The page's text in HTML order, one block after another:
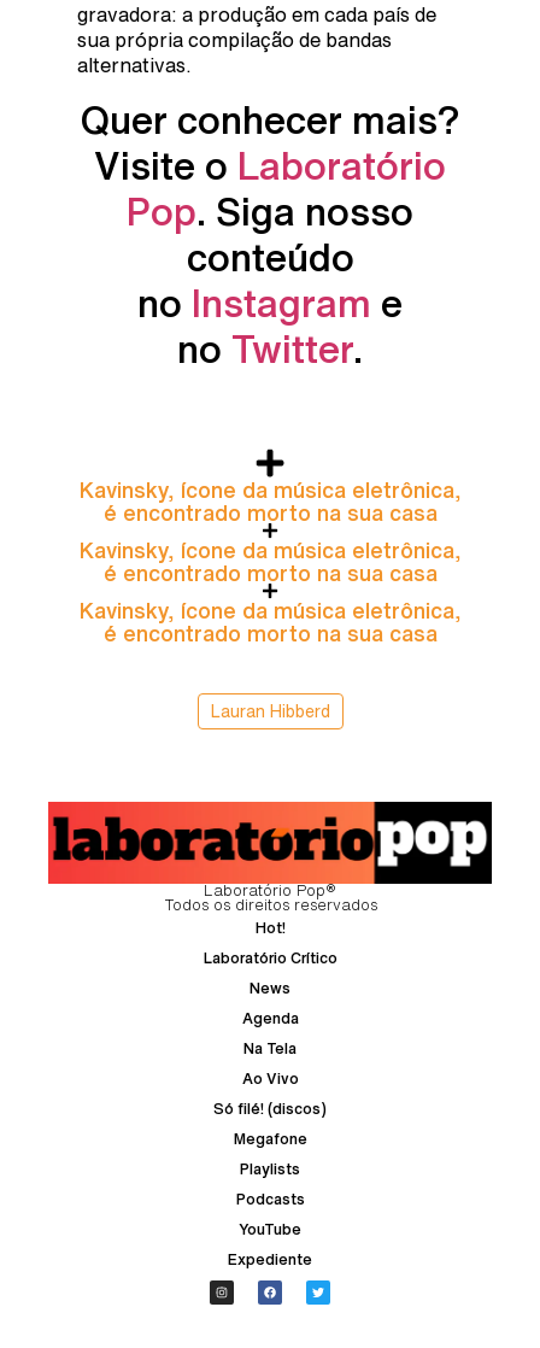
gravadora: a produção em cada país de
sua própria compilação de bandas
alternativas.
Quer conhecer mais?
Visite o Laboratório
Pop. Siga nosso
conteúdo
no Instagram e
no Twitter.
Kavinsky, ícone da música eletrônica,
é encontrado morto na sua casa
Kavinsky, ícone da música eletrônica,
é encontrado morto na sua casa
Kavinsky, ícone da música eletrônica,
é encontrado morto na sua casa
Lauran Hibberd
Laboratório Pop®
Todos os direitos reservados
Hot!
Laboratório Crítico
News
Agenda
Na Tela
Ao Vivo
Só filé! (discos)
Megafone
Playlists
Podcasts
YouTube
Expediente